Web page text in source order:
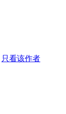
只看该作者